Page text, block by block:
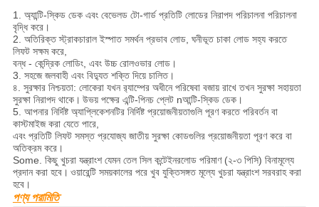
1. অ্যান্টি-স্কিড ডেক এবং বেভেলড টো-গার্ড প্রতিটি লোডের নিরাপদ পরিচালনা পরিচালনা
বৃদ্ধি করে।
2. অতিরিক্ত স্ট্রাকচারাল ইস্পাত সমর্থন প্রভাব লোড, ঘনীভূত চাকা লোড সহ্য করতে
লিফট সক্ষম করে,
বন্ধ - কেন্দ্রিক লোডিং, এবং উচ্চ রোলওভার লোড।
3. সহজে জলবাহী এবং বিদ্যুত শক্তি দিয়ে চালিত।
৪. সুরক্ষার নিশ্চয়তা: লোকেরা যখন র‌্যাম্পের অধীনে পরিষেবা বজায় রাখে তখন সুরক্ষা সহায়তা
সুরক্ষা নিরাপদ থাকে। উভয় পক্ষের এন্টি-পিনচ প্লেট nআন্টি-স্কিড ডেক।
5. আপনার নির্দিষ্ট অ্যাপ্লিকেশনটির নির্দিষ্ট প্রয়োজনীয়তাগুলি পূরণ করতে পরিবর্তন বা
কাস্টমাইজ করা যেতে পারে,
এবং প্রতিটি লিফট সমস্ত প্রযোজ্য জাতীয় সুরক্ষা কোডগুলির প্রয়োজনীয়তা পূরণ করে বা
অতিক্রম করে।
Some. কিছু খুচরা যন্ত্রাংশ যেমন তেল সিল কন্টেইনরলোড পরিমাণ (২-৩ পিসি) বিনামূল্যে
প্রদান করা হবে। ওয়ারেন্টি সময়কালের পরে খুব যুক্তিসঙ্গত মূল্যে খুচরা যন্ত্রাংশ সরবরাহ করা
হবে।
পণ্য পরামিতি